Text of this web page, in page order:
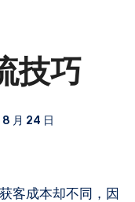
技巧
月 24 日